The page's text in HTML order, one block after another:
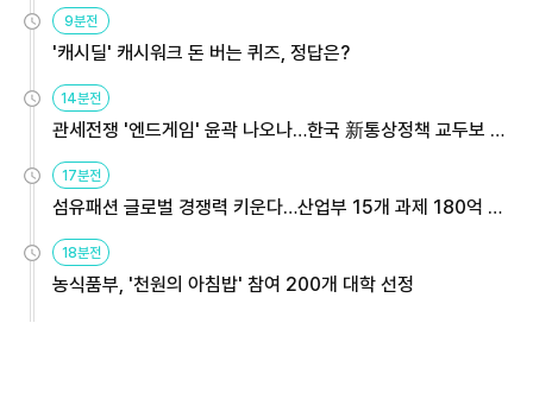
9분전
'캐시딜' 캐시워크 돈 버는 퀴즈, 정답은?
14분전
관세전쟁 '엔드게임' 윤곽 나오나…한국 新통상정책 교두보 활
용해야
17분전
섬유패션 글로벌 경쟁력 키운다…산업부 15개 과제 180억 지
원
18분전
농식품부, '천원의 아침밥' 참여 200개 대학 선정